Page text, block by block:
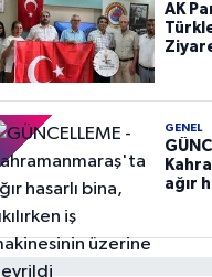
AK
GENEL
ağır